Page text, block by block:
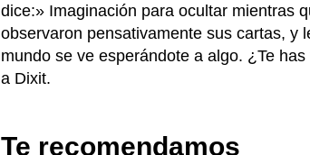
dice:» Imaginación para ocultar mientras
observaron pensativamente sus cartas, y
mundo se ve esperándote a algo. ¿Te
a Dixit.
Te recomendamos